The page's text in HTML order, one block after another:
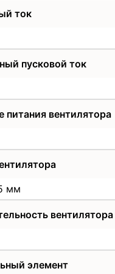
ток
пусковой ток
питания вентилятора
мм
вентилятора
элемент